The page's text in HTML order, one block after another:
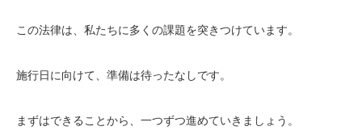
この法律は、私たちに多くの課題を突きつけています。
施行日に向けて、準備は待ったなしです。
まずはできることから、一つずつ進めていきましょう。